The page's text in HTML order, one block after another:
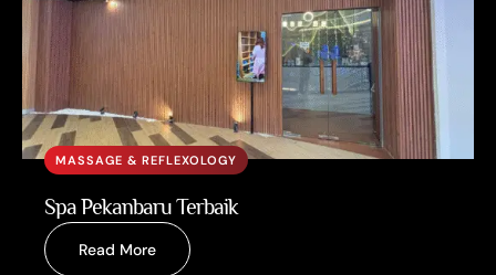
MASSAGE & REFLEXOLOGY
Spa Pekanbaru Terbaik
Read More